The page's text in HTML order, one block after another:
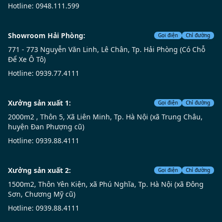
phù hợp với thói quen sinh hoạt của gia đình.
Thiết kế mở hoàn toàn đón trọn ánh sáng tự nhiên, biến mỗi góc
nhà thành một tác phẩm nghệ thuật sống động
Mỗi món đồ nội thất đều tuyển chọn kỹ lưỡng, thể hiện gu thẩm
Báo giá thiết kế nội thất chung cư gỗ óc
chó cao cấp mới nhất
tích căn hộ, mức độ đầu tư, phong cách thiết kế và yêu
cầu riêng của từng gia chủ. Tại ZITO, bảng giá được xây
dựng minh bạch theo từng hạng mục cụ thể, giúp
khách hàng dễ dàng dự trù ngân sách. Chúng tôi cung
Hotline: 0948.111.599
Showroom Hải Phòng: Gọi điện Chỉ đường
771 - 773 Nguyễn Văn Linh, Lê Chân, Tp. Hải Phòng (Có Chỗ
Để Xe Ô Tô)
Hotline: 0939.77.4111
Xưởng sản xuất 1: Gọi điện Chỉ đường
2000m2 , Thôn 5, Xã Liên Minh, Tp. Hà Nội (xã Trung Châu,
huyện Đan Phượng cũ)
Hotline: 0939.88.4111
Xưởng sản xuất 2: Gọi điện Chỉ đường
1500m2, Thôn Yên Kiện, xã Phú Nghĩa, Tp. Hà Nội (xã Đông
Sơn, Chương Mỹ cũ)
Hotline: 0939.88.4111